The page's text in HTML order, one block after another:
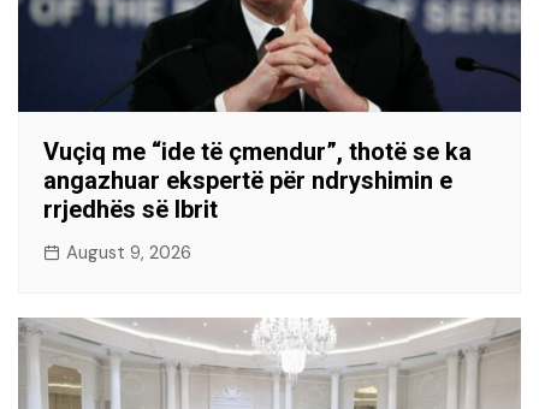
Vuçiq me “ide të çmendur”, thotë se ka
angazhuar ekspertë për ndryshimin e
rrjedhës së Ibrit
August 9, 2026